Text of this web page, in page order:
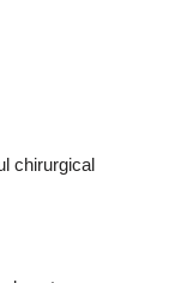
chirurgical